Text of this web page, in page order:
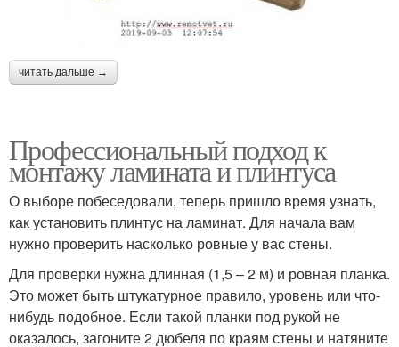
читать дальше →
Профессиональный подход к
монтажу ламината и плинтуса
О выборе побеседовали, теперь пришло время узнать,
как установить плинтус на ламинат. Для начала вам
нужно проверить насколько ровные у вас стены.
Для проверки нужна длинная (1,5 – 2 м) и ровная планка.
Это может быть штукатурное правило, уровень или что-
нибудь подобное. Если такой планки под рукой не
оказалось, загоните 2 дюбеля по краям стены и натяните